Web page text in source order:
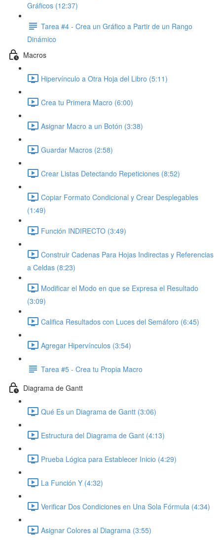
Gráficos (12:37)
Tarea #4 - Crea un Gráfico a Partir de un Rango
Dinámico
Macros
Hipervínculo a Otra Hoja del Libro (5:11)
Crea tu Primera Macro (6:00)
Asignar Macro a un Botón (3:38)
Guardar Macros (2:58)
Crear Listas Detectando Repeticiones (8:52)
Copiar Formato Condicional y Crear Desplegables
(1:49)
Función INDIRECTO (3:49)
Construir Cadenas Para Hojas Indirectas y Referencias
a Celdas (8:23)
Modificar el Modo en que se Expresa el Resultado
(3:09)
Califica Resultados con Luces del Semáforo (6:45)
Agregar Hipervínculos (3:54)
Tarea #5 - Crea tu Propia Macro
Diagrama de Gantt
Qué Es un Diagrama de Gantt (3:06)
Estructura del Diagrama de Gant (4:13)
Prueba Lógica para Establecer Inicio (4:29)
La Función Y (4:32)
Verificar Dos Condiciones en Una Sola Fórmula (4:34)
Asignar Colores al Diagrama (3:55)